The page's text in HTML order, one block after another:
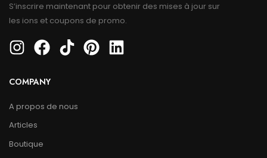
S’inscrire maintenant pour obtenir des mises à jour sur
les ions et coupons de promo.
COMPANY
A propos de nous
Articles
Boutique